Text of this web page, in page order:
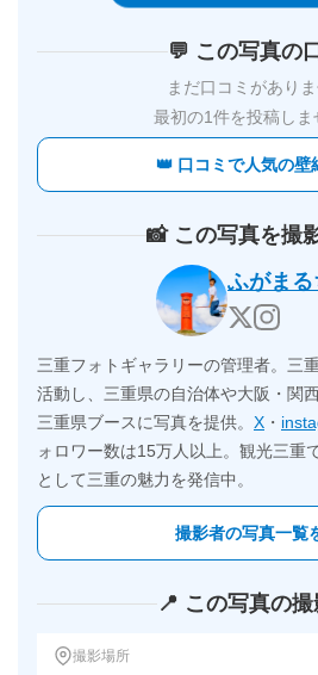
💬 この写真の
まだ口コミがありま
最初の1件を投稿しま
👑 口コミで人気の壁
📸 この写真を撮
ふがま
三重フォトギャラリーの管理者。三
活動し、三重県の自治体や大阪・関
三重県ブースに写真を提供。 X ・
ォロワー数は15万人以上。観光三重
として三重の魅力を発信中。
撮影者の写真一覧
📍 この写真の撮
撮影場所